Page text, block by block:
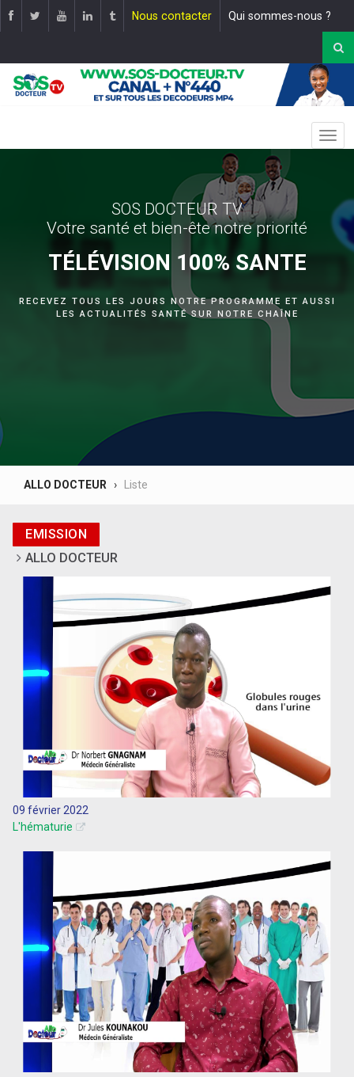
Nous contacter Qui sommes-nous ?
SOS DOCTEUR TV
Votre santé et bien-ête notre priorité
TÉLÉVISION 100% SANTE
RECEVEZ TOUS LES JOURS NOTRE PROGRAMME ET AUSSI
LES ACTUALITÉS SANTÉ SUR NOTRE CHAÎNE
ALLO DOCTEUR Liste
EMISSION
ALLO DOCTEUR
09 février 2022
L'hématurie